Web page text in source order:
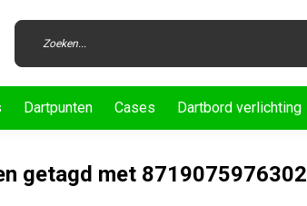
Dartpunten Cases Dartbord verlichting
getagd met 8719075976302